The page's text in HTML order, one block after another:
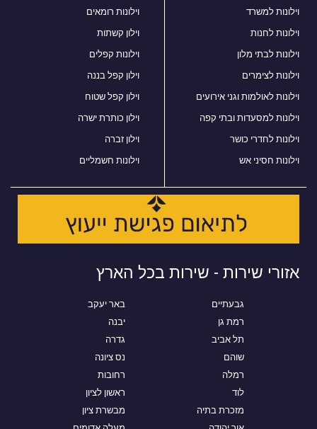
וילונות למשרד
וילונות לחנות
וילונות לבתי מלון
וילונות לצימרים
וילונות לאולמות וגני אירועים
וילונות למסעדות ובתי קפה
וילונות לחדרי כושר
וילונות חסיני אש
וילונות רומאים
וילון קשתות
וילונות קפלים
וילון קפל בננה
וילון קפל שטוח
וילון כותרת ישרה
וילון זברה
וילונות חשמליים
אזורי שירות - שירות בכל הארץ
גבעתיים
רמת גן
תל אביב
שוהם
רמלה
לוד
מזכרת בתיה
באר יעקב
יבנה
גדרה
נס ציונה
רחובות
ראשון לציון
מבשרת ציון